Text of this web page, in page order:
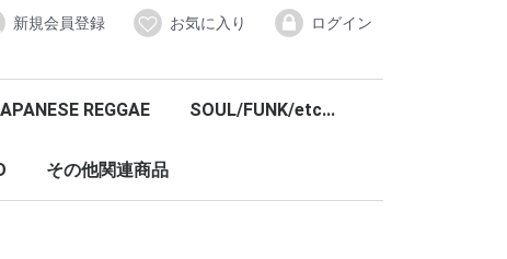
新規会員登録 お気に入り ログイン
REGGAE SOUL/FUNK/etc...
その他関連商品